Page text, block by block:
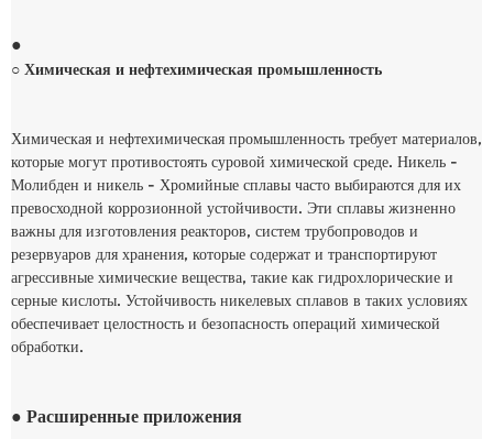
●
○ Химическая и нефтехимическая промышленность
Химическая и нефтехимическая промышленность требует материалов,
которые могут противостоять суровой химической среде. Никель -
Молибден и никель - Хромийные сплавы часто выбираются для их
превосходной коррозионной устойчивости. Эти сплавы жизненно
важны для изготовления реакторов, систем трубопроводов и
резервуаров для хранения, которые содержат и транспортируют
агрессивные химические вещества, такие как гидрохлорические и
серные кислоты. Устойчивость никелевых сплавов в таких условиях
обеспечивает целостность и безопасность операций химической
обработки.
● Расширенные приложения